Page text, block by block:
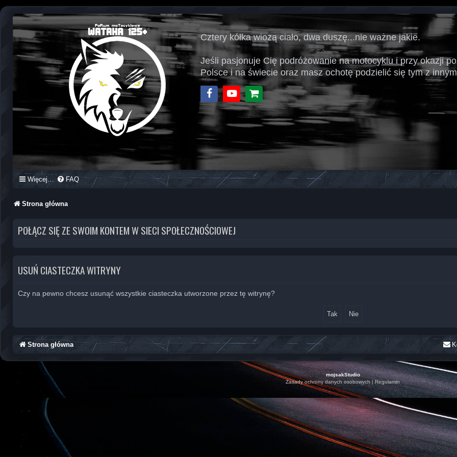
Cztery kółka wiozą ciało, dwa duszę...nie ważne jakie.
Jeśli pasjonuje Cię podróżowanie na motocyklu i przy okazji
Polsce i na świecie oraz masz ochotę podzielić się tym z
FacebookYoutubeSklep
Więcej… FAQ
Strona główna
POŁĄCZ SIĘ ZE SWOIM KONTEM W SIECI SPOŁECZNOŚCIOWEJ
USUŃ CIASTECZKA WITRYNY
Czy na pewno chcesz usunąć wszystkie ciasteczka utworzone przez tę witrynę?
Strona główna
mojsakStudio
Zasady ochrony danych osobowych|Regulamin